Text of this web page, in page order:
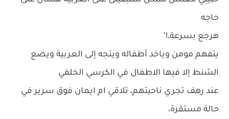
حاجه
هرجع بسرعة،!"
يتفهم مومن وياخد أطفاله ويتجه إلى العربية ويضع
الشنط إلا فيها الاطفال في الكرسي الخلفي
عند رهف تجري ناحيتهم، تلاقي ام ايمان فوق سرير في
حالة مستقرة،